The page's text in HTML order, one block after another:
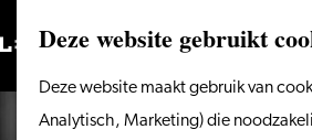
Deze website gebruikt
Deze website maakt gebruik van
Analytisch, Marketing) die
Ga
naar
Menu